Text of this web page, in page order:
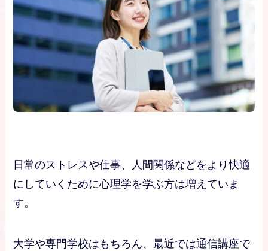
日常のストレスや仕事、人間関係などをより快適
にしていくために心理学を学ぶ方は増えていま
す。
大学や専門学校はもちろん、最近では通信講座で